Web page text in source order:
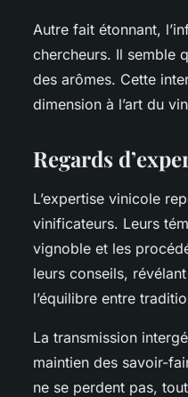
Autre fait étonnant,
chercheurs. Il semble
des arômes. Cette
dimension à l’art du
Regards
L’expertise vinicole
vinificateurs. Leurs
vignoble et les
leurs conseils,
l’équilibre entre
La transmission
maintien des savoir-
ne se perdent pas,